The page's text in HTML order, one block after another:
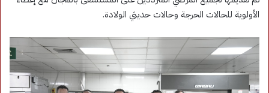
الأولوية للحالات الحرجة وحالات حديثي الولادة.